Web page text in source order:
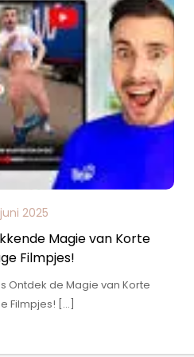
2025
Magie van Korte
Filmpjes!
Ontdek de Magie van Korte
Filmpjes! […]